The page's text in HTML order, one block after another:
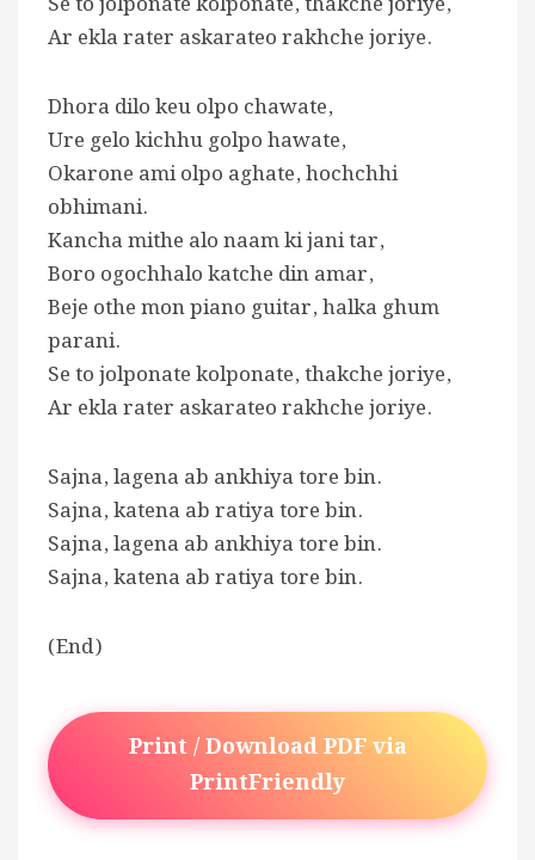
Ar ekla rater askarateo rakhche joriye.
Dhora dilo keu olpo chawate,
Ure gelo kichhu golpo hawate,
Okarone ami olpo aghate, hochchhi
obhimani.
Kancha mithe alo naam ki jani tar,
Boro ogochhalo katche din amar,
Beje othe mon piano guitar, halka ghum
parani.
Se to jolponate kolponate, thakche joriye,
Ar ekla rater askarateo rakhche joriye.
Sajna, lagena ab ankhiya tore bin.
Sajna, katena ab ratiya tore bin.
Sajna, lagena ab ankhiya tore bin.
Sajna, katena ab ratiya tore bin.
(End)
Print / Download PDF via
PrintFriendly